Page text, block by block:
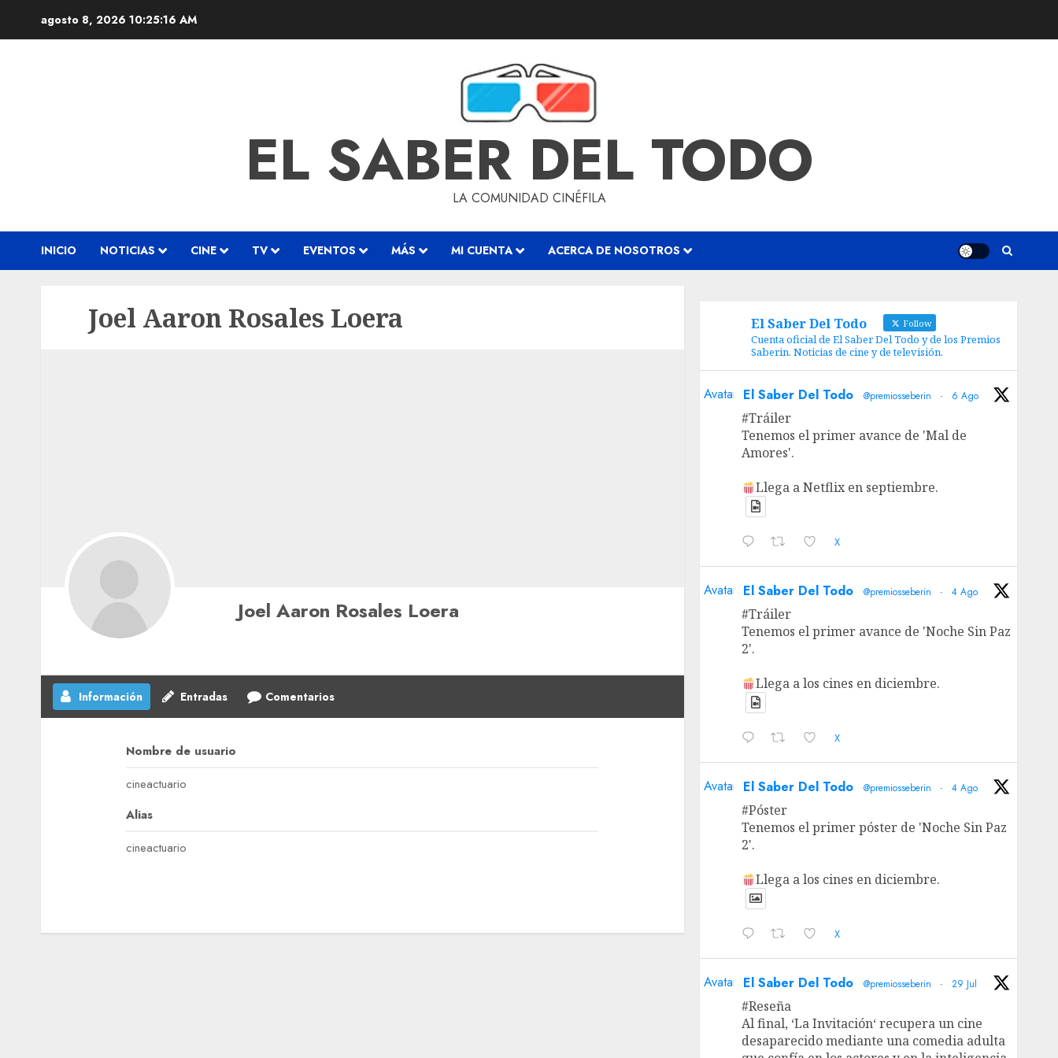
agosto 8, 2026 10:25:16 AM
EL SABER DEL TODO
LA COMUNIDAD CINÉFILA
INICIO NOTICIAS CINE TV EVENTOS MÁS MI CUENTA ACERCA DE NOSOTROS
Joel Aaron Rosales Loera
Joel Aaron Rosales Loera
Información Entradas Comentarios
Nombre de usuario
cineactuario
Alias
cineactuario
El Saber Del Todo Follow
Cuenta oficial de El Saber Del Todo y de los Premios
Saberin. Noticias de cine y de televisión.
Avatar El Saber Del Todo @premiosseberin · 6 Ago
#Tráiler
Tenemos el primer avance de 'Mal de
Amores'.
Llega a Netflix en septiembre.
X
Avatar El Saber Del Todo @premiosseberin · 4 Ago
#Tráiler
Tenemos el primer avance de 'Noche Sin Paz
2'.
Llega a los cines en diciembre.
X
Avatar El Saber Del Todo @premiosseberin · 4 Ago
#Póster
Tenemos el primer póster de 'Noche Sin Paz
2'.
Llega a los cines en diciembre.
X
Avatar El Saber Del Todo @premiosseberin · 29 Jul
#Reseña
Al final, ‘La Invitación‘ recupera un cine
desaparecido mediante una comedia adulta